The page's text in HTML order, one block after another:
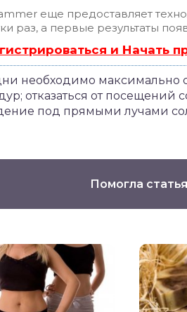
еще предоставляет
раз, а первые результаты
и Начать
необходимо максимально
отказаться от посещений
под прямыми лучами
Помогла